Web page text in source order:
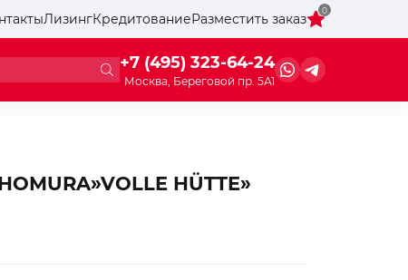
ЛизингКредитованиеРазместить заказ
0
+7 (495) 323-64-24
Москва, Береговой пр. 5А1
HÜTTE»